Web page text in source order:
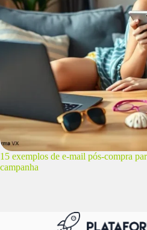
15 exemplos de e-mail pós-compra
campanha